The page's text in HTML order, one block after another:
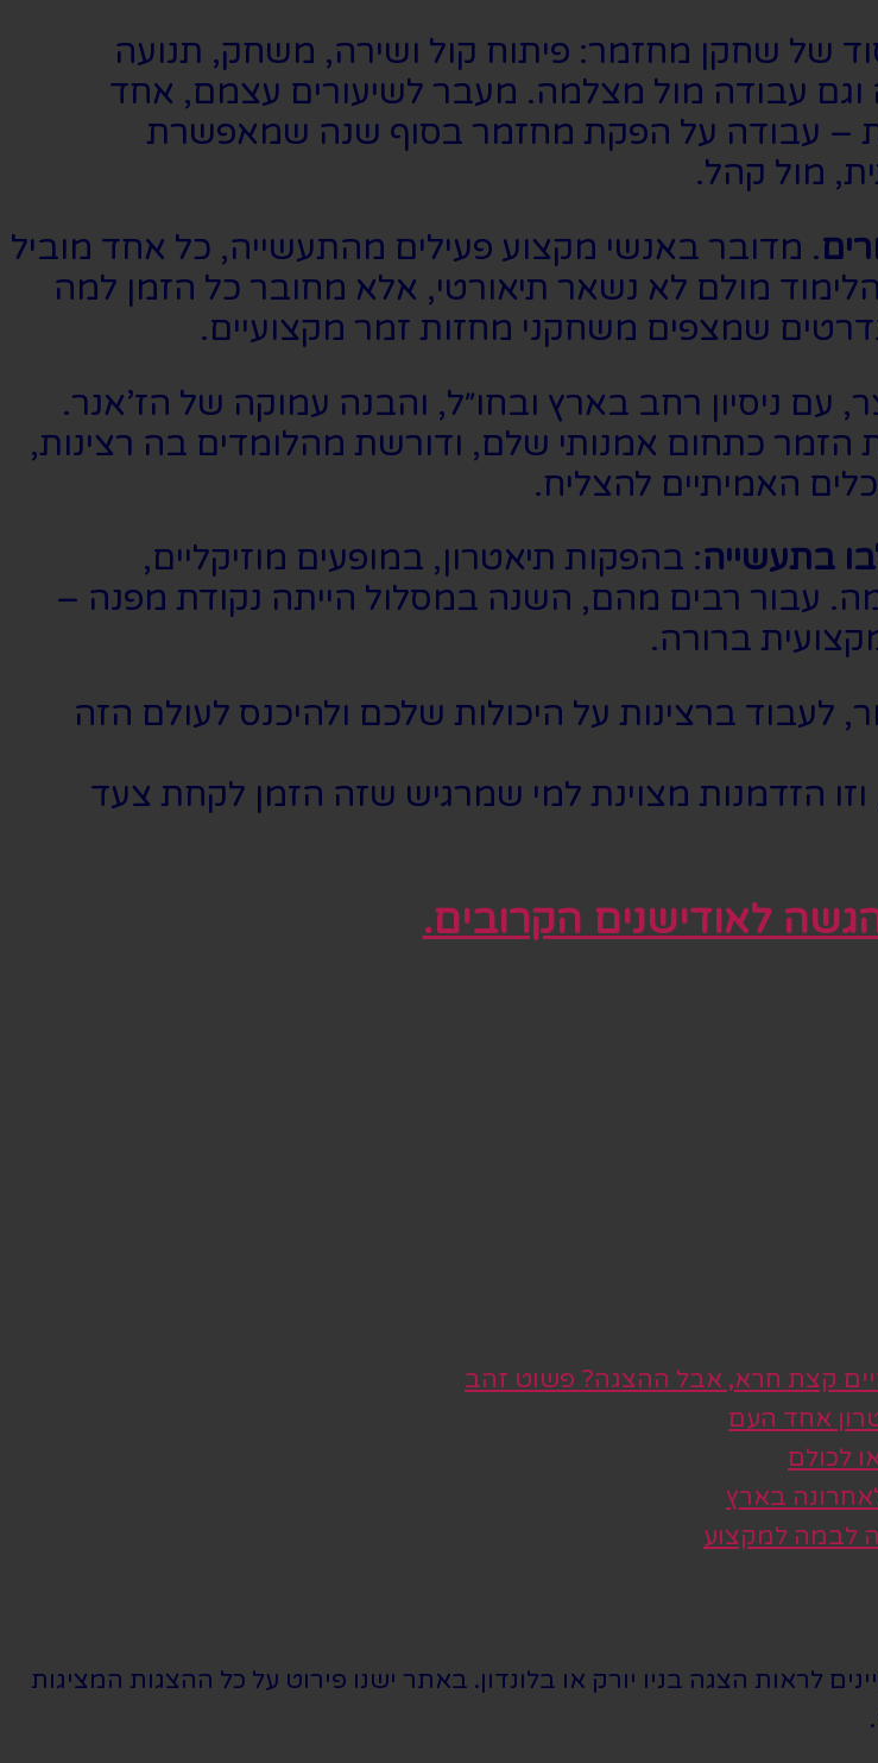
של שחקן מחזמר: פיתוח קול ושירה, משחק, תנועה
וגם עבודה מול מצלמה. מעבר לשיעורים עצמם, אחד
– עבודה על הפקת מחזמר בסוף שנה שמאפשרת
מול קהל.
. מדובר באנשי מקצוע פעילים מהתעשייה, כל אחד מוביל
מולם לא נשאר תיאורטי, אלא מחובר כל הזמן למה
שמצפים משחקני מחזות זמר מקצועיים.
עם ניסיון רחב בארץ ובחו״ל, והבנה עמוקה של הז’אנר.
כתחום אמנותי שלם, ודורשת מהלומדים בה רצינות,
האמיתיים להצליח.
בתעשייה: בהפקות תיאטרון, במופעים מוזיקליים,
עבור רבים מהם, השנה במסלול הייתה נקודת מפנה –
ברורה.
ברצינות על היכולות שלכם ולהיכנס לעולם הזה
הזדמנות מצוינת למי שמרגיש שזה הזמן לקחת צעד
לאודישנים הקרובים.
קצת חרא, אבל ההצגה? פשוט זהב
אחד העם
לכולם
בארץ
לבמה למקצוע
לראות הצגה בניו יורק או בלונדון. באתר ישנו פירוט על כל ההצגות המציגות